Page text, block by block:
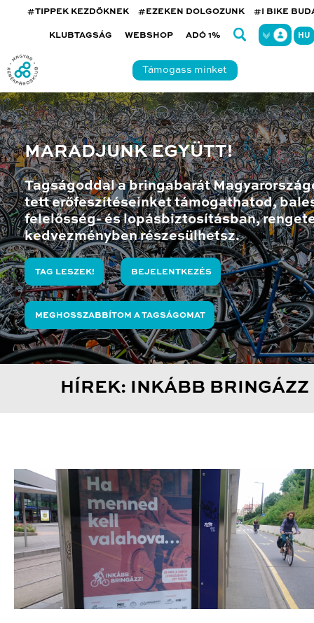
#TIPPEK KEZDŐKNEK #EZEKEN DOLGOZUNK #I BIKE
KLUBTAGSÁG WEBSHOP ADÓ 1% HU
Támogass minket
MARADJUNK EGYÜTT!
Tagságoddal a bringabarát
tett erőfeszítéseinket támogathatod,
felelősség- és lopásbiztosításban,
kedvezményben részesülhetsz.
TAG LESZEK! BEJELENTKEZÉS
MEGHOSSZABBÍTOM A TAGSÁGOMAT
HÍREK: INKÁBB BRINGÁZZ